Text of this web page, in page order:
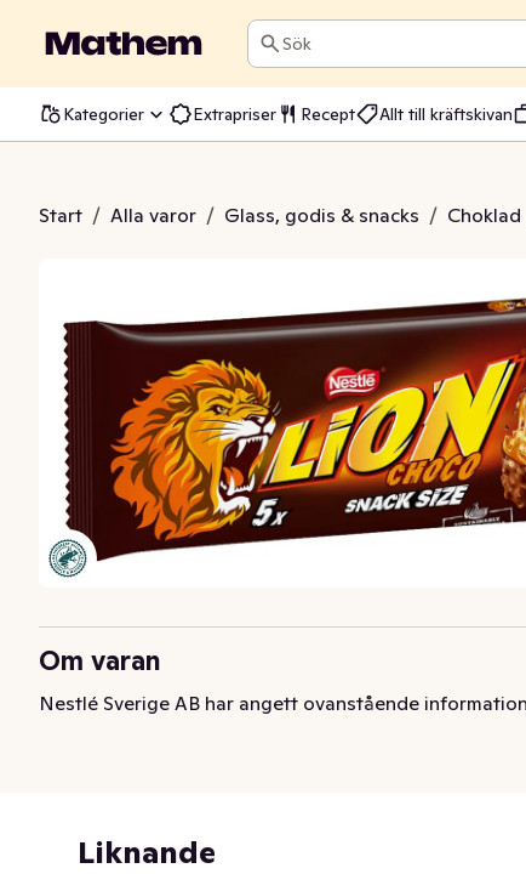
Sök
Kategorier Extrapriser Recept Allt till kräftskivan
Start / Alla varor / Glass, godis & snacks / Choklad
5x30g
Om varan
Nestlé Sverige AB har angett ovanstående
Liknande